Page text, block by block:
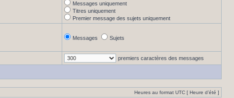
Messages uniquement
Titres uniquement
Premier message des sujets uniquement
Messages Sujets
premiers caractères des messages
Heures au format UTC [ Heure d’été ]